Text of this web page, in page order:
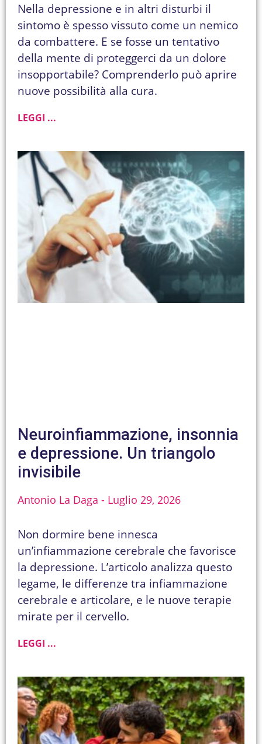
Nella depressione e in altri disturbi il
sintomo è spesso vissuto come un nemico
da combattere. E se fosse un tentativo
della mente di proteggerci da un dolore
insopportabile? Comprenderlo può aprire
nuove possibilità alla cura.
LEGGI ...
Neuroinfiammazione, insonnia
e depressione. Un triangolo
invisibile
Antonio La Daga Luglio 29, 2026
Non dormire bene innesca
un’infiammazione cerebrale che favorisce
la depressione. L’articolo analizza questo
legame, le differenze tra infiammazione
cerebrale e articolare, e le nuove terapie
mirate per il cervello.
LEGGI ...